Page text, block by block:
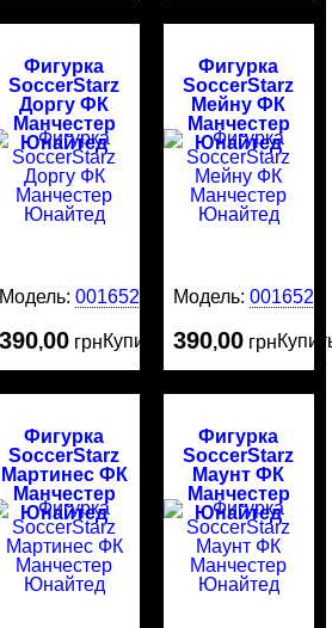
Фигурка
SoccerStarz
Доргу ФК
Манчестер
Юнайтед
Модель:0016529
390,00 грнКупить
Фигурка
SoccerStarz
Мейну ФК
Манчестер
Юнайтед
Модель: 0016528
390,00 грн
Фигурка
SoccerStarz
Мартинес ФК
Манчестер
Юнайтед
Фигурка
SoccerStarz
Маунт ФК
Манчестер
Юнайтед